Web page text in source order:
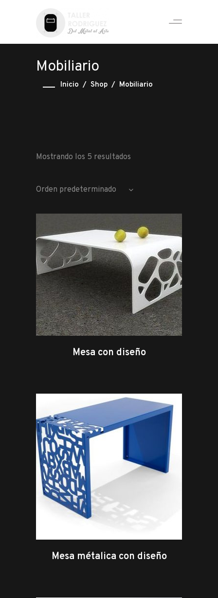
Mobiliario
Inicio / Shop / Mobiliario
Mostrando los 5 resultados
Orden predeterminado
Mesa con diseño
leer más
Mesa métalica con diseño
leer más